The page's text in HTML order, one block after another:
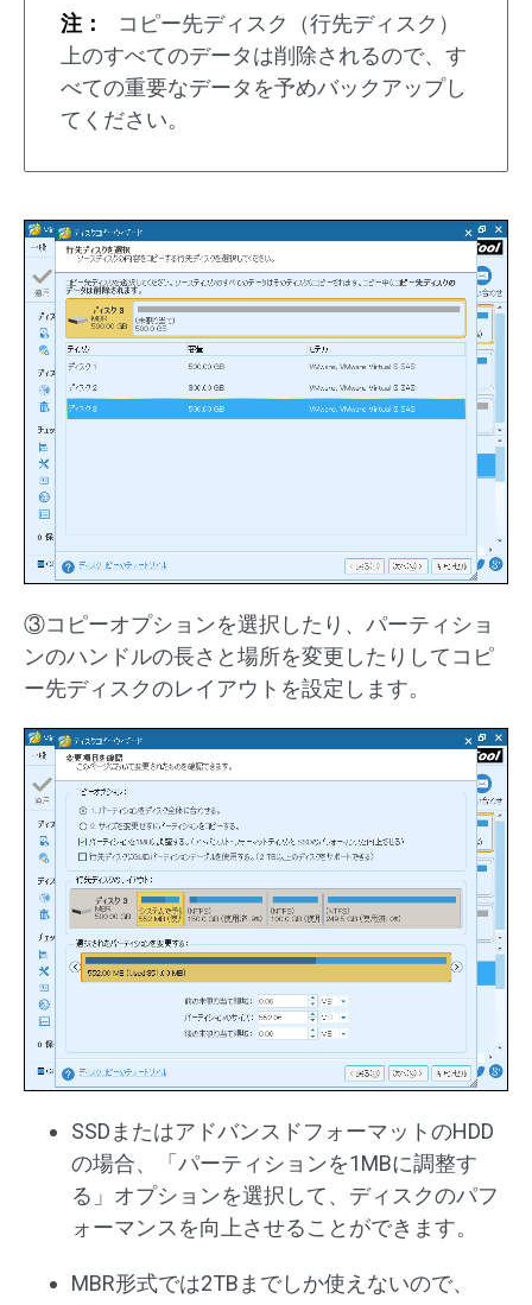
注：
コピー先ディスク（行先ディスク）
上のすべてのデータは削除されるので、す
べての重要なデータを予めバックアップし
てください。
③コピーオプションを選択したり、パーティショ
ンのハンドルの長さと場所を変更したりしてコピ
ー先ディスクのレイアウトを設定します。
SSDまたはアドバンスドフォーマットのHDD
の場合、「パーティションを1MBに調整す
る」オプションを選択して、ディスクのパフ
ォーマンスを向上させることができます。
MBR形式では2TBまでしか使えないので、